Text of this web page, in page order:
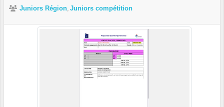
Juniors Région Juniors compétition